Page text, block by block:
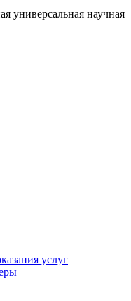
универсальная научная
услуг